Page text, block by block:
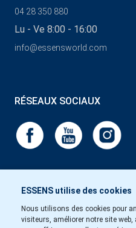
ESSENS utilise des cookies
Nous utilisons des cookies pour
visiteurs, améliorer notre site
04 28 350 880
Lu - Ve 8:00 - 16:00
info@essensworld.com
RÉSEAUX SOCIAUX